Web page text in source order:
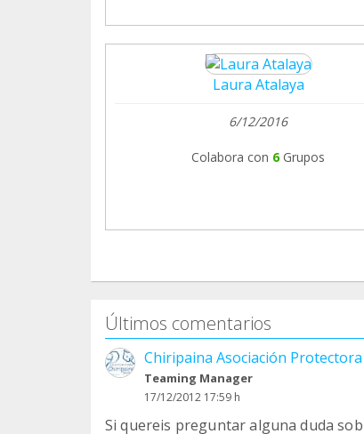
Laura Atalaya
6/12/2016
Colabora con 6 Grupos
Últimos comentarios
Chiripaina Asociación
Teaming Manager
17/12/2012 17:59 h
Si quereis preguntar alguna duda